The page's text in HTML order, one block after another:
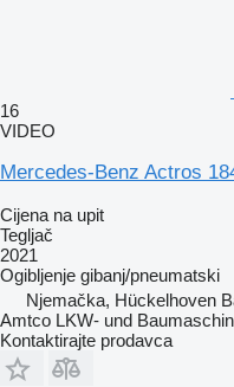
16
VIDEO
Mercedes-Benz Actros
Cijena na upit
Tegljač
2021
Ogibljenje gibanj/pneumatski
Njemačka, Hückelhoven
Amtco LKW- und
Kontaktirajte prodavca